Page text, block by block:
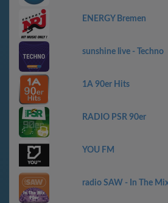
ENERGY Bremen
sunshine live - Techno
1A 90er Hits
RADIO PSR 90er
YOU FM
radio SAW - In The